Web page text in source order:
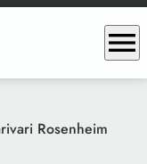
menu
Rosenheim